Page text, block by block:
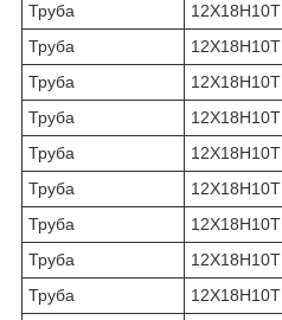
Труба
12Х18Н10Т
Труба
12Х18Н10Т
Труба
12Х18Н10Т
Труба
12Х18Н10Т
Труба
12Х18Н10Т
Труба
12Х18Н10Т
Труба
12Х18Н10Т
Труба
12Х18Н10Т
Труба
12Х18Н10Т